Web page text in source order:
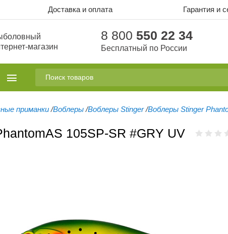
Доставка и оплата Гарантия и
магазин
8 800 550 22 34
Бесплатный по России
приманки /Воблеры /Воблеры Stinger /Воблеры Stinger
105SP-SR #GRY UV